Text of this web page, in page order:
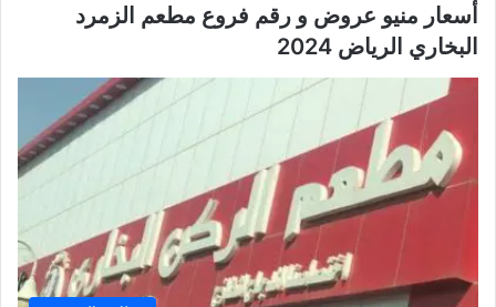
أسعار منيو عروض و رقم فروع مطعم الزمرد
البخاري الرياض 2024